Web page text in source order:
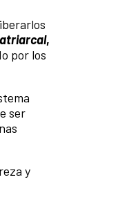
,
por los
ser
y